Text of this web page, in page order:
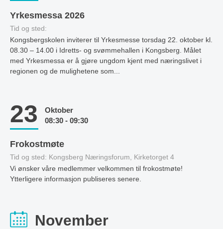
Yrkesmessa 2026
Tid og sted:
Kongsbergskolen inviterer til Yrkesmesse torsdag 22. oktober kl.
08.30 – 14.00 i Idretts- og svømmehallen i Kongsberg. Målet
med Yrkesmessa er å gjøre ungdom kjent med næringslivet i
regionen og de mulighetene som...
23
Oktober
08:30 - 09:30
Frokostmøte
Tid og sted: Kongsberg Næringsforum, Kirketorget 4
Vi ønsker våre medlemmer velkommen til frokostmøte!
Ytterligere informasjon publiseres senere.
November